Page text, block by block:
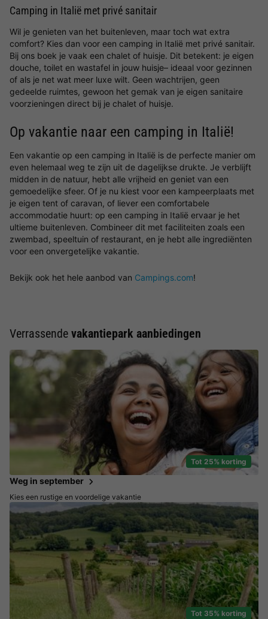
Camping in Italië met privé sanitair
Wil je genieten van het buitenleven, maar toch wat extra
comfort? Kies dan voor een camping in Italië met privé sanitair.
Bij ons boek je vaak een chalet of huisje. Dit betekent: je eigen
douche, toilet en wastafel in jouw huisje– ideaal voor gezinnen
of als je net wat meer luxe wilt. Geen wachtrijen, geen
gedeelde ruimtes, gewoon het gemak van je eigen sanitaire
voorzieningen direct bij je chalet of huisje.
Op vakantie naar een camping in Italië!
Een vakantie op een camping in Italië is de perfecte manier om
even helemaal weg te zijn uit de dagelijkse drukte. Je verblijft
midden in de natuur, hebt alle vrijheid en geniet van een
gemoedelijke sfeer. Of je nu kiest voor een kampeerplaats met
je eigen tent of caravan, of liever een comfortabele
accommodatie huurt: op een camping in Italië ervaar je het
ultieme buitenleven. Combineer dit met faciliteiten zoals een
zwembad, speeltuin of restaurant, en je hebt alle ingrediënten
voor een onvergetelijke vakantie.
Bekijk ook het hele aanbod van Campings.com!
Verrassende vakantiepark aanbiedingen
Tot 25% korting
Weg in september
Kies een rustige en voordelige vakantie
Tot 35% korting